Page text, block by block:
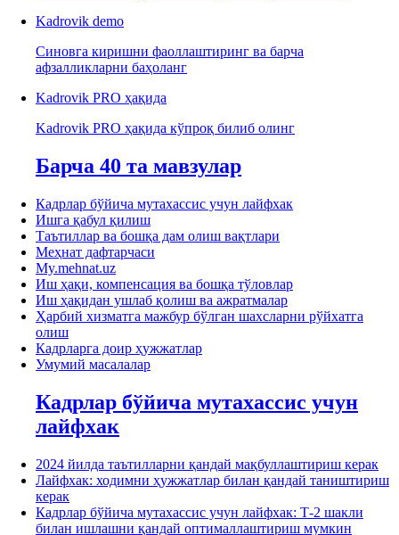
Kadrovik demo
Синовга киришни фаоллаштиринг ва барча
афзалликларни баҳоланг
Kadrovik PRO ҳақида
Kadrovik PRO ҳақида кўпроқ билиб олинг
Барча 40 та мавзулар
Кадрлар бўйича мутахассис учун лайфхак
Ишга қабул қилиш
Таътиллар ва бошқа дам олиш вақтлари
Меҳнат дафтарчаси
My.mehnat.uz
Иш ҳақи, компенсация ва бошқа тўловлар
Иш ҳақидан ушлаб қолиш ва ажратмалар
Ҳарбий хизматга мажбур бўлган шахсларни рўйхатга
олиш
Кадрларга доир ҳужжатлар
Умумий масалалар
Кадрлар бўйича мутахассис учун
лайфхак
2024 йилда таътилларни қандай мақбуллаштириш керак
Лайфхак: ходимни ҳужжатлар билан қандай таништириш
керак
Кадрлар бўйича мутахассис учун лайфхак: Т-2 шакли
билан ишлашни қандай оптималлаштириш мумкин